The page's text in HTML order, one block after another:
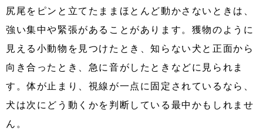
尻尾をピンと立てたままほとんど動かさないときは、
強い集中や緊張があることがあります。獲物のように
見える小動物を見つけたとき、知らない犬と正面から
向き合ったとき、急に音がしたときなどに見られま
す。体が止まり、視線が一点に固定されているなら、
犬は次にどう動くかを判断している最中かもしれませ
ん。